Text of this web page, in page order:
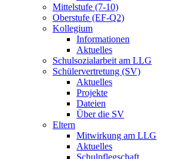
Mittelstufe (7-10)
Oberstufe (EF-Q2)
Kollegium
Informationen
Aktuelles
Schulsozialarbeit am LLG
Schülervertretung (SV)
Aktuelles
Projekte
Dateien
Über die SV
Eltern
Mitwirkung am LLG
Aktuelles
Schulpflegschaft